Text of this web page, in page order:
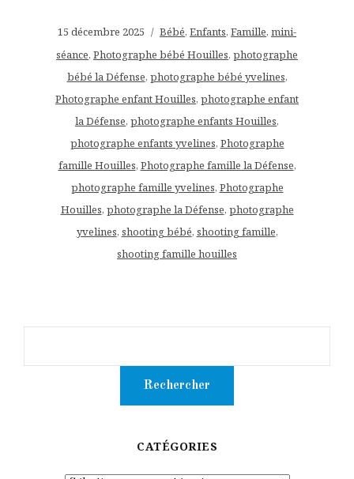
15 décembre 2025 Bébé, Enfants, Famille, mini-
séance, Photographe bébé Houilles, photographe
bébé la Défense, photographe bébé yvelines,
Photographe enfant Houilles, photographe enfant
la Défense, photographe enfants Houilles,
photographe enfants yvelines, Photographe
famille Houilles, Photographe famille la Défense,
photographe famille yvelines, Photographe
Houilles, photographe la Défense, photographe
yvelines, shooting bébé, shooting famille,
shooting famille houilles
CATÉGORIES